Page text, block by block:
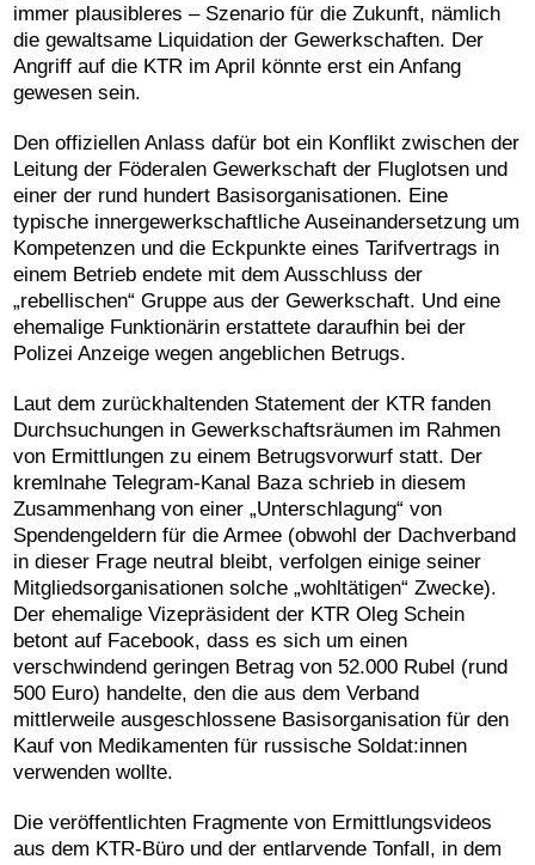
immer plausibleres – Szenario für die Zukunft, nämlich
die gewaltsame Liquidation der Gewerkschaften. Der
Angriff auf die KTR im April könnte erst ein Anfang
gewesen sein.
Den offiziellen Anlass dafür bot ein Konflikt zwischen der
Leitung der Föderalen Gewerkschaft der Fluglotsen und
einer der rund hundert Basisorganisationen. Eine
typische innergewerkschaftliche Auseinandersetzung um
Kompetenzen und die Eckpunkte eines Tarifvertrags in
einem Betrieb endete mit dem Ausschluss der
„rebellischen“ Gruppe aus der Gewerkschaft. Und eine
ehemalige Funktionärin erstattete daraufhin bei der
Polizei Anzeige wegen angeblichen Betrugs.
Laut dem zurückhaltenden Statement der KTR fanden
Durchsuchungen in Gewerkschaftsräumen im Rahmen
von Ermittlungen zu einem Betrugsvorwurf statt. Der
kremlnahe Telegram-Kanal Baza schrieb in diesem
Zusammenhang von einer „Unterschlagung“ von
Spendengeldern für die Armee (obwohl der Dachverband
in dieser Frage neutral bleibt, verfolgen einige seiner
Mitgliedsorganisationen solche „wohltätigen“ Zwecke).
Der ehemalige Vizepräsident der KTR Oleg Schein
betont auf Facebook, dass es sich um einen
verschwindend geringen Betrag von 52.000 Rubel (rund
500 Euro) handelte, den die aus dem Verband
mittlerweile ausgeschlossene Basisorganisation für den
Kauf von Medikamenten für russische Soldat:innen
verwenden wollte.
Die veröffentlichten Fragmente von Ermittlungsvideos
aus dem KTR-Büro und der entlarvende Tonfall, in dem